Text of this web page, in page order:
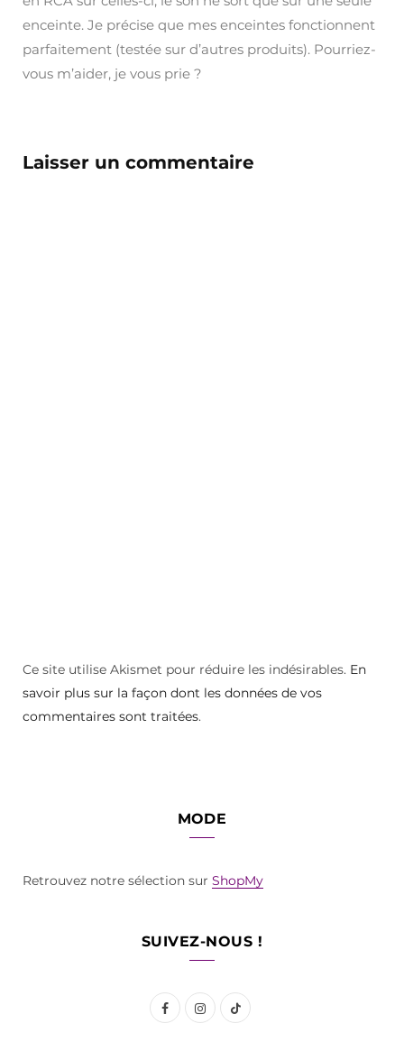
enceinte. Je précise que mes enceintes fonctionnent
parfaitement (testée sur d’autres produits). Pourriez-
vous m’aider, je vous prie ?
Laisser un commentaire
Ce site utilise Akismet pour réduire les indésirables. En
savoir plus sur la façon dont les données de vos
commentaires sont traitées.
MODE
Retrouvez notre sélection sur ShopMy
SUIVEZ-NOUS !
F
I
T